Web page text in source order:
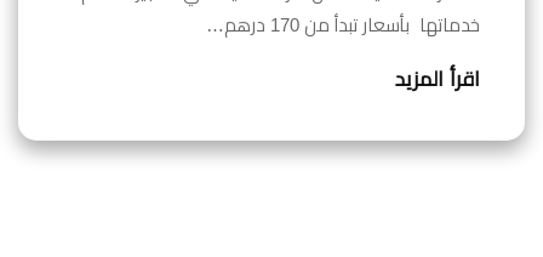
خدماتها بأسعار تبدأ من 170 درهم…
اقرأ المزيد